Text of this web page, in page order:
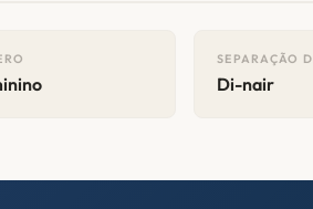
SEPARAÇÃO
Di-nair